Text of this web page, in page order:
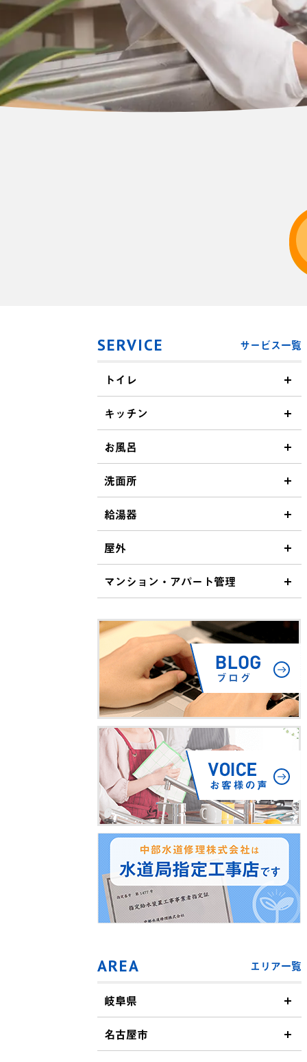
SERVICE サービス一覧
トイレ
キッチン
お風呂
洗面所
給湯器
屋外
マンション・アパート管理
AREA エリア一覧
岐阜県
名古屋市